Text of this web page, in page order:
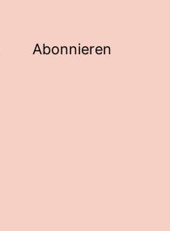
Abonnieren